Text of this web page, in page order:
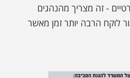
- זה מצריך מהנהגים
לוקח הרבה יותר זמן מאשר